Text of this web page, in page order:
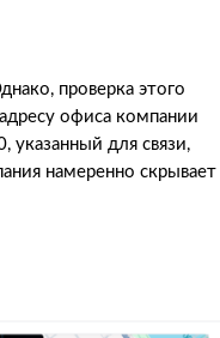
проверка этого
офиса компании
для связи,
намеренно скрывает